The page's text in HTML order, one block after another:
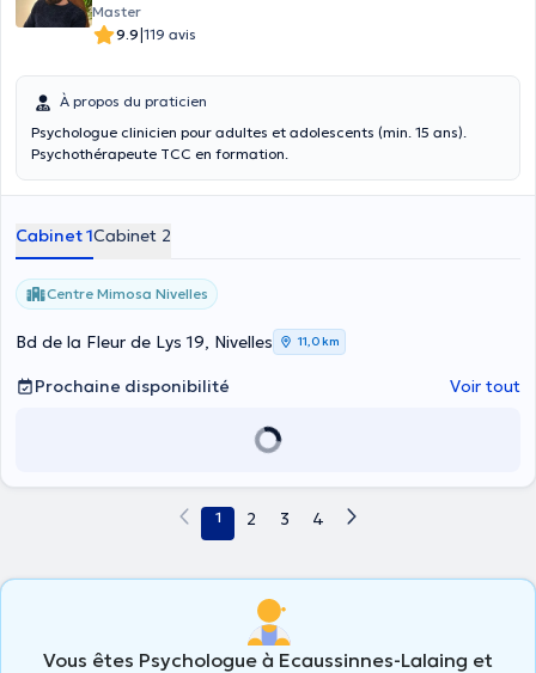
Master
9.9|119 avis
À propos du praticien
Psychologue clinicien pour adultes et adolescents (min. 15 ans).
Psychothérapeute TCC en formation.
Cabinet 1Cabinet 2
Centre Mimosa Nivelles
Bd de la Fleur de Lys 19, Nivelles 11,0 km
Prochaine disponibilité Voir tout
1 2 3 4
Vous êtes Psychologue à Ecaussinnes-Lalaing et